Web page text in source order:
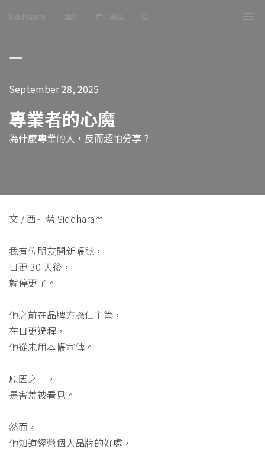
Siddharam 關於 官方網站 IG
September 28, 2025
專業者的心魔
為什麼專業的人，反而超怕分享？
文 / 西打藍 Siddharam
我有位朋友開新帳號，
日更 30 天後，
就停更了。
他之前在品牌方擔任主管，
在日更過程，
他從未用本帳宣傳。
原因之一，
是害羞被看見。
然而，
他知道經營個人品牌的好處，